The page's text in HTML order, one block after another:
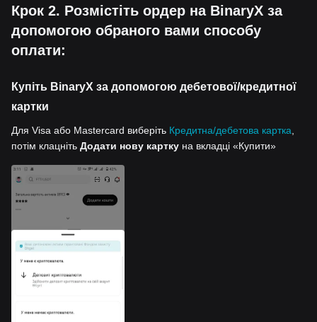
Крок 2. Розмістіть ордер на BinaryX за
допомогою обраного вами способу
оплати:
Купіть BinaryX за допомогою дебетової/кредитної
картки
Для Visa або Mastercard виберіть Кредитна/дебетова картка
потім клацніть Додати нову картку на вкладці «Купити»